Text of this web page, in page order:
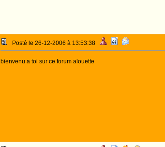
Posté le 26-12-2006 à 13:53:38
bienvenu a toi sur ce forum alouette